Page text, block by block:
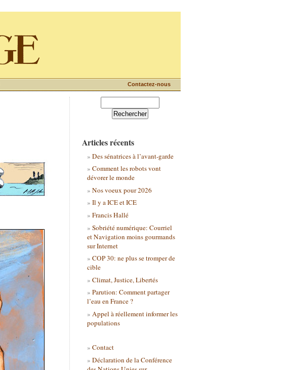
Contactez-nous
Articles récents
Des sénatrices à l’avant-garde
Comment les robots vont
dévorer le monde
Nos voeux pour 2026
Il y a ICE et ICE
Francis Hallé
Sobriété numérique: Courriel
et Navigation moins gourmands
sur Internet
COP 30: ne plus se tromper de
cible
Climat, Justice, Libertés
Parution: Comment partager
l’eau en France ?
Appel à réellement informer les
populations
Contact
Déclaration de la Conférence